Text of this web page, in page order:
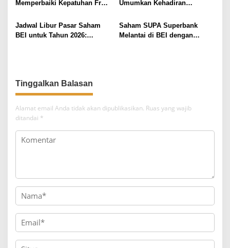
Memperbaiki Kepatuhan Free
Umumkan Kehadiran
Melantai di Pasar Modal
Jadwal Libur Pasar Saham
BEI untuk Tahun 2026:
Saham SUPA Superbank
Melantai di BEI dengan
Tinggalkan Balasan
Alamat email Anda tidak akan dipublikasikan. Ruas yang wajib
ditandai *